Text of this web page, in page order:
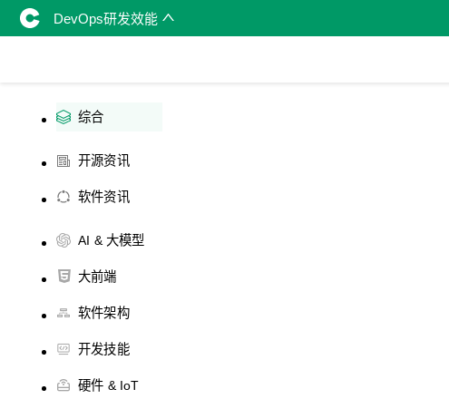
DevOps研发效能
综合
开源资讯
软件资讯
AI & 大模型
大前端
软件架构
开发技能
硬件 & IoT